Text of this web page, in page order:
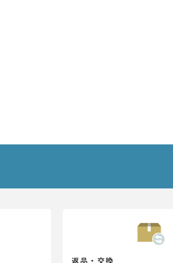
返品・交換